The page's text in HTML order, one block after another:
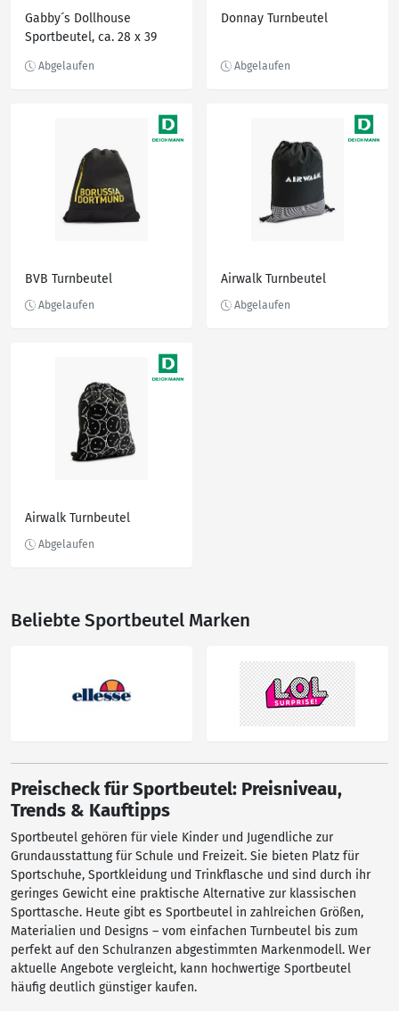
Gabby´s Dollhouse
Sportbeutel, ca. 28 x 39
Donnay Turnbeutel
BVB Turnbeutel Airwalk Turnbeutel
Airwalk Turnbeutel
Beliebte Sportbeutel Marken
Preischeck für Sportbeutel: Preisniveau,
Trends & Kauftipps
Sportbeutel gehören für viele Kinder und Jugendliche zur
Grundausstattung für Schule und Freizeit. Sie bieten Platz für
Sportschuhe, Sportkleidung und Trinkflasche und sind durch ihr
geringes Gewicht eine praktische Alternative zur klassischen
Sporttasche. Heute gibt es Sportbeutel in zahlreichen Größen,
Materialien und Designs – vom einfachen Turnbeutel bis zum
perfekt auf den Schulranzen abgestimmten Markenmodell. Wer
aktuelle Angebote vergleicht, kann hochwertige Sportbeutel
häufig deutlich günstiger kaufen.